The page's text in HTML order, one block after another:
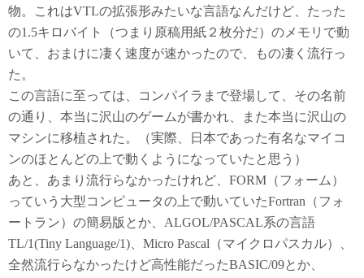
物。これはVTLの拡張形みたいな言語なんだけど、たった
の1.5キロバイト（つまり原稿用紙２枚分だ）のメモリで動
いて、おまけに凄く速度が速かったので、もの凄く流行っ
た。
この言語に至っては、コンパイラまで登場して、その名前
の通り、本当に沢山のゲームが書かれ、また本当に沢山の
マシンに移植された。（実際、日本であった有名なマイコ
ンのほとんどの上で動くようになっていたと思う）
あと、あまり流行らなかったけれど、FORM（フォーム）
っていう大型コンピュータの上で動いていたFortran（フォ
ートラン）の簡易版とか、ALGOL/PASCAL系の言語
TL/1(Tiny Language/1)、Micro Pascal（マイクロパスカル）、
全然流行らなかったけど高性能だったBASIC/09とか、